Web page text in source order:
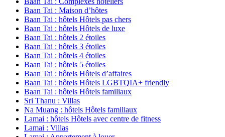
Baan Tai : Maison d’hôtes
Baan Tai : hôtels Hôtels pas chers
Baan Tai : hôtels Hôtels de luxe
Baan Tai : hôtels 2 étoiles
Baan Tai : hôtels 3 étoiles
Baan Tai : hôtels 4 étoiles
Baan Tai : hôtels 5 étoiles
Baan Tai : hôtels Hôtels d’affaires
Baan Tai : hôtels Hôtels LGBTQIA+ friendly
Baan Tai : hôtels Hôtels familiaux
Sri Thanu : Villas
Na Muang : hôtels Hôtels familiaux
Lamai : hôtels Hôtels avec centre de fitness
Lamai : Villas